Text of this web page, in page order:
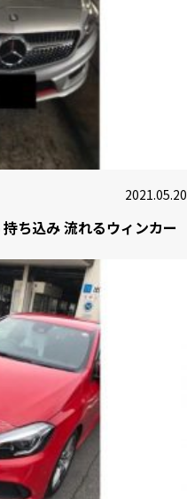
2021.05.20
ち込み 流れるウィンカー